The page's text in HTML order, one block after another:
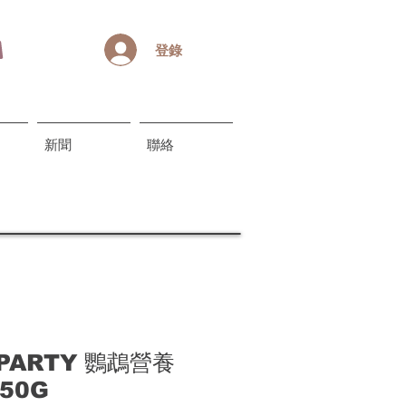
登錄
新聞 聯絡
鸚鵡營養